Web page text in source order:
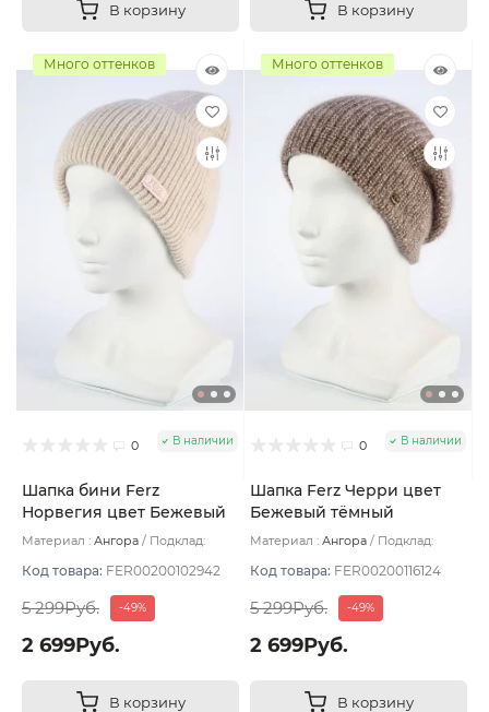
В корзину В корзину
Много оттенков
0 В наличии
Шапка бини Ferz
Норвегия цвет Бежевый
светлый
Материал : Ангора
Подклад:
Код товара: FER00200102942
5 299Руб. -49%
2 699Руб.
В корзину
Много оттенков
0 В наличии
Шапка Ferz Черри цвет
Бежевый тёмный
Материал : Ангора
Подклад:
Код товара: FER00200116124
5 299Руб. -49%
2 699Руб.
В корзину